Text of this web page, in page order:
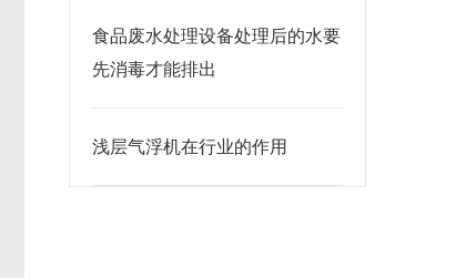
食品废水处理设备处理后的水要
先消毒才能排出
浅层气浮机在行业的作用